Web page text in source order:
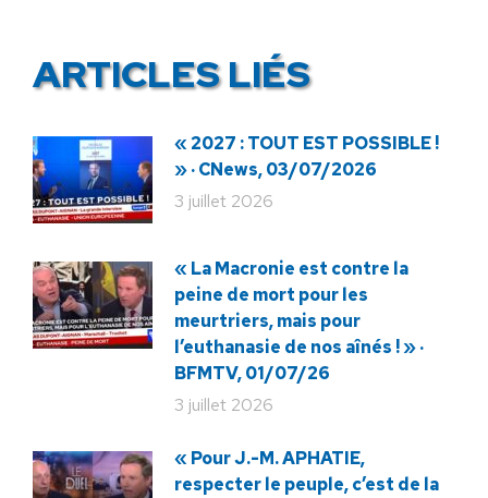
ARTICLES LIÉS
« 2027 : TOUT EST POSSIBLE !
» · CNews, 03/07/2026
3 juillet 2026
« La Macronie est contre la
peine de mort pour les
meurtriers, mais pour
l’euthanasie de nos aînés ! » ·
BFMTV, 01/07/26
3 juillet 2026
« Pour J.-M. APHATIE,
respecter le peuple, c’est de la